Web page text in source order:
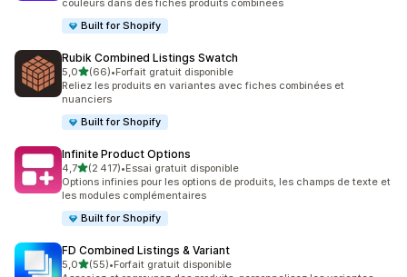
couleurs dans des fiches produits combinées
Built for Shopify
Rubik Combined Listings Swatch
5,0étoile(s) sur 5
(66)
66 avis au total
•Forfait gratuit disponible
Reliez les produits en variantes avec fiches combinées et
nuanciers
Built for Shopify
Infinite Product Options
4,7étoile(s) sur 5
(2 417)
2417 avis au total
•Essai gratuit disponible
Options infinies pour les options de produits, les champs de texte et
les modules complémentaires
Built for Shopify
FD Combined Listings & Variant
5,0étoile(s) sur 5
(55)
55 avis au total
•Forfait gratuit disponible